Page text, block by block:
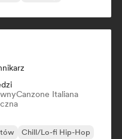
Canzone Italiana
Chill/Lo-fi Hip-Hop